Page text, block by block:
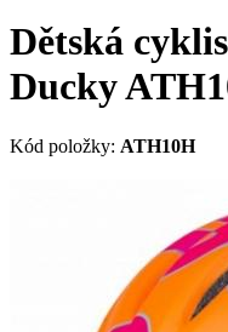
Dětská
Ducky
Kód položky: ATH10H